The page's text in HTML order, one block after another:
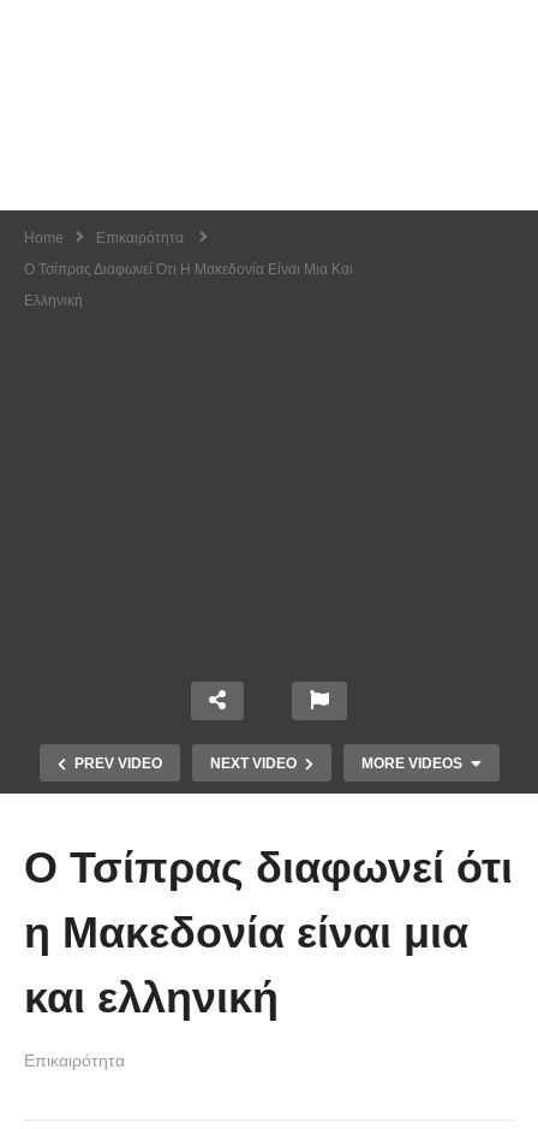
Home
Επικαιρότητα
Ο Τσίπρας Διαφωνεί Ότι Η Μακεδονία Είναι Μια Και
Ελληνική
PREV VIDEO NEXT VIDEO MORE VIDEOS
πρώτη στιγμή και συγκίνησε το
νοηματική με ένα μικρό κορίτσι
Ο Τσίπρας διαφωνεί ότι
η Μακεδονία είναι μια
και ελληνική
Επικαιρότητα